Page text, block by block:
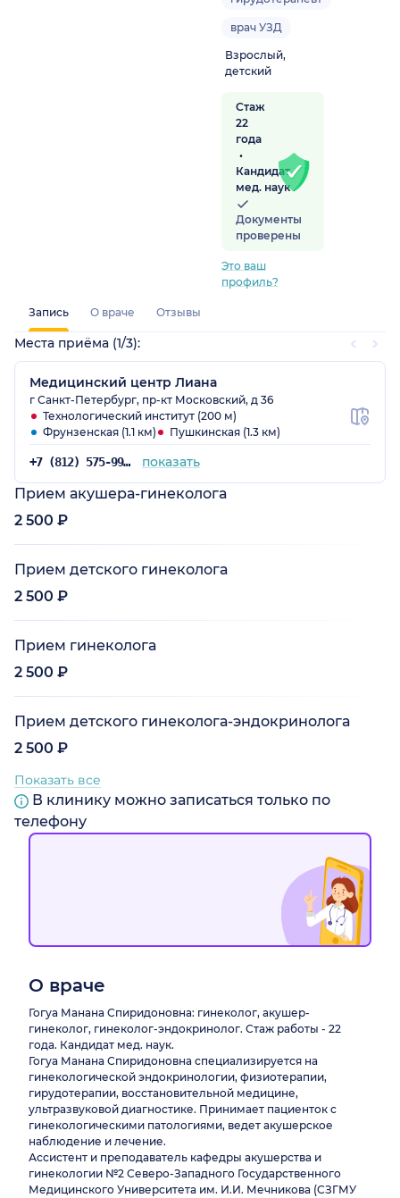
врач УЗД
Взрослый,
детский
Стаж
22
года
Кандидат
мед. наук
Документы
проверены
Это ваш
профиль?
Запись О враче Отзывы
Места приёма (1/3):
Медицинский центр Лиана
г Санкт-Петербург, пр-кт Московский, д 36
Технологический институт (200 м)
Фрунзенская (1.1 км)
Пушкинская (1.3 км)
+7 (812) 575-99-16 показать
Прием акушера-гинеколога
2 500 ₽
Прием детского гинеколога
2 500 ₽
Прием гинеколога
2 500 ₽
Прием детского гинеколога-эндокринолога
2 500 ₽
Показать все
В клинику можно записаться только по
телефону
О враче
Гогуа Манана Спиридоновна: гинеколог, акушер-
гинеколог, гинеколог-эндокринолог. Стаж работы - 22
года. Кандидат мед. наук.
Гогуа Манана Спиридоновна специализируется на
гинекологической эндокринологии, физиотерапии,
гирудотерапии, восстановительной медицине,
ультразвуковой диагностике. Принимает пациенток с
гинекологическими патологиями, ведет акушерское
наблюдение и лечение.
Ассистент и преподаватель кафедры акушерства и
гинекологии №2 Северо-Западного Государственного
Медицинского Университета им. И.И. Мечникова (СЗГМУ